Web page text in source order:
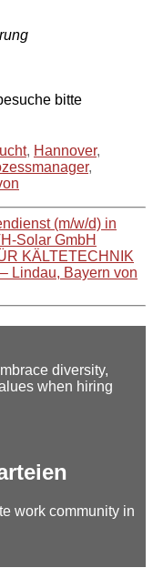
bitte
, Hannover,
,
(m/w/d) in
Solar GmbH
KÄLTETECHNIK
Lindau, Bayern von
diversity,
when hiring
work community in